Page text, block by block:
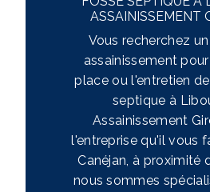
ASSAINISSEMENT
Vous recherchez
assainissement
place ou l'entretien
septique à
Assainissement
l'entreprise qu'il vous
Canéjan, à proximité
nous sommes